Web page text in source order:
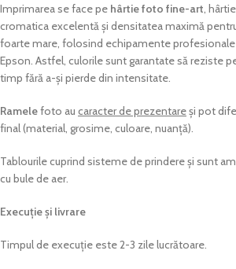
Imprimarea se face pe hârtie foto fine-art ,
cromatica excelentă și densitatea maximă
foarte mare, folosind echipamente profesionale
Epson. Astfel, culorile sunt garantate să reziste
timp fără a-și pierde din intensitate.
Ramelefoto au caracter de prezentareși pot
final (material, grosime, culoare, nuanță).
Tablourile cuprind sisteme de prindere și sunt
cu bule de aer.
Execuție și livrare
Timpul de execuție este 2-3 zile lucrătoare.